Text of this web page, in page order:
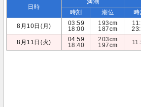
日時
時刻 潮位 時
8月10日(月)
03:59
18:00
193cm
187cm
8月11日(火)
04:59
18:40
203cm
197cm